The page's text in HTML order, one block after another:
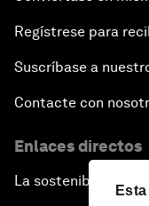
Regístrese para
Suscríbase a
Contacte con
Enlaces directos
La sostenibilidad en